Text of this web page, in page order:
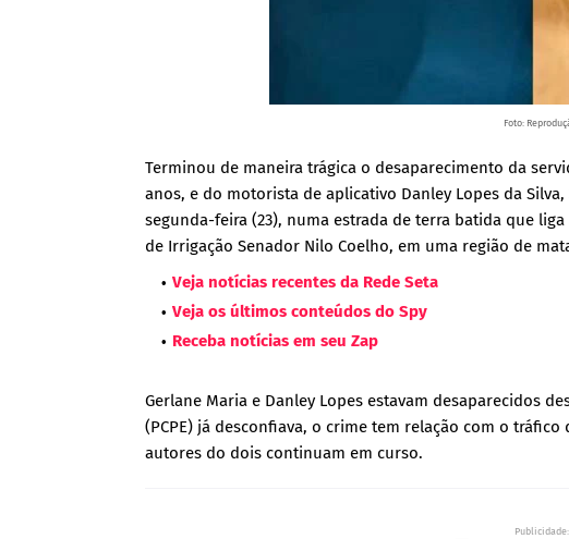
Foto:
Terminou de maneira trágica o desaparecimento da
anos, e do motorista de aplicativo Danley Lopes da
segunda-feira (23), numa estrada de terra batida que
de Irrigação Senador Nilo Coelho, em uma região de
Veja notícias recentes da Rede Seta
Veja os últimos conteúdos do Spy
Receba notícias em seu Zap
Gerlane Maria e Danley Lopes estavam desaparecidos
(PCPE) já desconfiava, o crime tem relação com o
autores do dois continuam em curso.
Publicidade: